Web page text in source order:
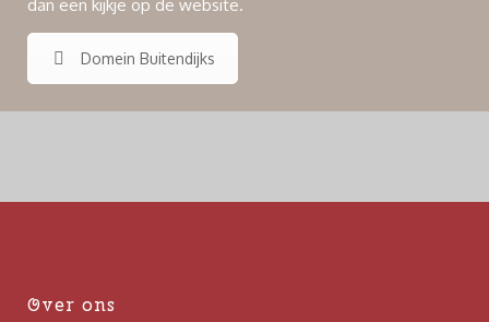
dan een kijkje op de website.
Domein Buitendijks
Over ons